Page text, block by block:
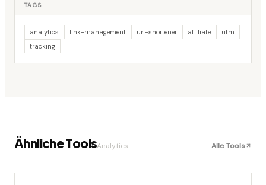
TAGS
analytics link-management url-shortener affiliate
utm
tracking
Ähnliche ToolsAnalytics Alle Tools